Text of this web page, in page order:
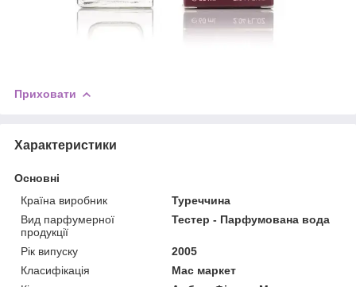
Приховати
Характеристики
Основні
Країна виробник
Туреччина
Вид парфумерної
продукції
Тестер - Парфумована вода
Рік випуску
2005
Класифікація
Мас маркет